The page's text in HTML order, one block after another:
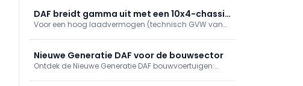
toepassingen en de bouw.
DAF breidt gamma uit met een 10x4-chassis
‘af fabriek’
Voor een hoog laadvermogen (technisch GVW van
een dubbel aangedreven tandem en een hefbare,
gestuurde naloopas.
Nieuwe Generatie DAF voor de bouwsector
Ontdek de Nieuwe Generatie DAF bouwvoertuigen: